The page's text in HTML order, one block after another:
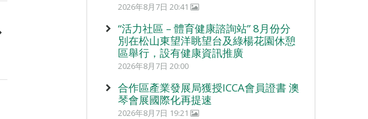
2026年8月7日 20:41
“活力社區 – 體育健康諮詢站” 8月份分
別在松山東望洋眺望台及綠楊花園休憩
區舉行，設有健康資訊推廣
2026年8月7日 20:00
合作區產業發展局獲授ICCA會員證書 澳
琴會展國際化再提速
2026年8月7日 19:21